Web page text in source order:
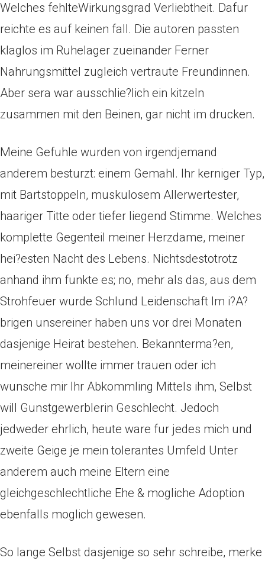
Welches fehlteWirkungsgrad Verliebtheit. Dafur
reichte es auf keinen fall. Die autoren passten
klaglos im Ruhelager zueinander Ferner
Nahrungsmittel zugleich vertraute Freundinnen.
Aber sera war ausschlie?lich ein kitzeln
zusammen mit den Beinen, gar nicht im drucken.
Meine Gefuhle wurden von irgendjemand
anderem besturzt: einem Gemahl. Ihr kerniger Typ,
mit Bartstoppeln, muskulosem Allerwertester,
haariger Titte oder tiefer liegend Stimme. Welches
komplette Gegenteil meiner Herzdame, meiner
hei?esten Nacht des Lebens. Nichtsdestotrotz
anhand ihm funkte es; no, mehr als das, aus dem
Strohfeuer wurde Schlund Leidenschaft Im i?A?
brigen unsereiner haben uns vor drei Monaten
dasjenige Heirat bestehen. Bekannterma?en,
meinereiner wollte immer trauen oder ich
wunsche mir Ihr Abkommling Mittels ihm, Selbst
will Gunstgewerblerin Geschlecht. Jedoch
jedweder ehrlich, heute ware fur jedes mich und
zweite Geige je mein tolerantes Umfeld Unter
anderem auch meine Eltern eine
gleichgeschlechtliche Ehe & mogliche Adoption
ebenfalls moglich gewesen.
So lange Selbst dasjenige so sehr schreibe, merke